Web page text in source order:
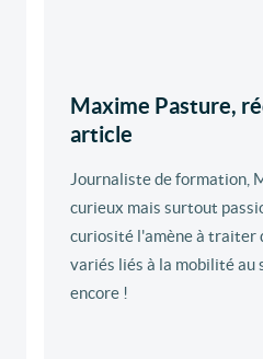
Maxime Pasture,
article
Journaliste de formation,
curieux mais surtout
curiosité l'amène à traiter
variés liés à la mobilité au
encore !